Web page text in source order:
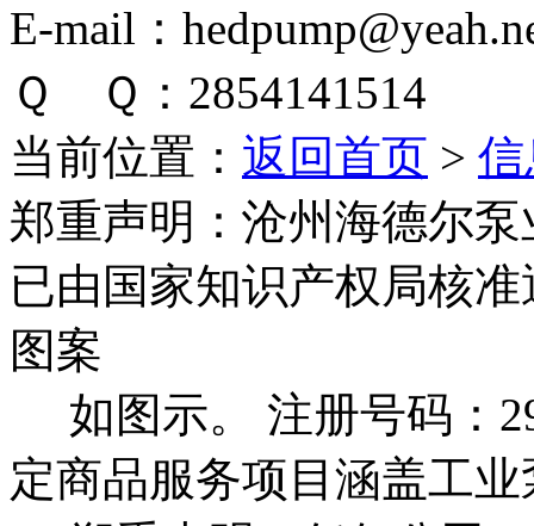
E-mail：
Ｑ Ｑ：2854141514
当前位置： 返回首页 >
郑重声明： 沧州海德尔
已由国家知识产权局核
图案
如图示。 注册号码：
定商品服务项目涵盖工